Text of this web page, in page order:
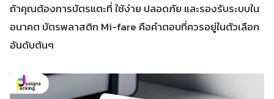
ถ้าคุณต้องการบัตรแตะที่ ใช้ง่าย ปลอดภัย และรองรับระบบใน
อนาคต บัตรพลาสติก Mi-fare คือคำตอบที่ควรอยู่ในตัวเลือก
อันดับต้นๆ